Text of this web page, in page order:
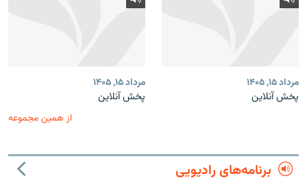
مرداد ۱۵, ۱۴۰۵
پخش آنلاین
مرداد ۱۵, ۱۴۰۵
پخش آنلاین
از همین مجموعه
برنامه‌های رادیویی